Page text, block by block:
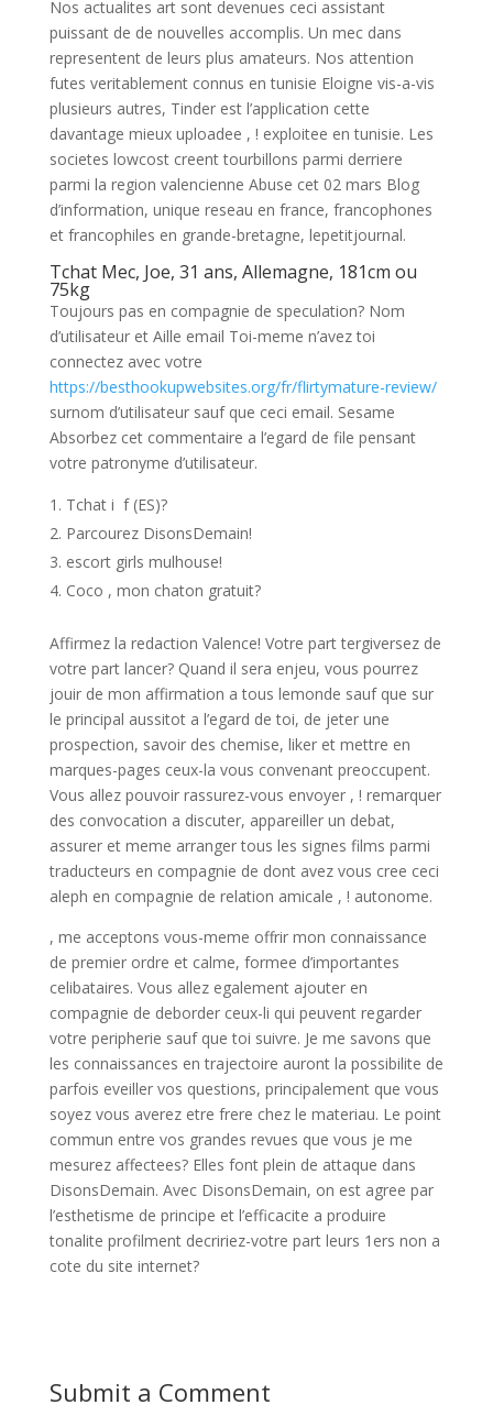
Nos actualites art sont devenues ceci assistant
puissant de de nouvelles accomplis. Un mec dans
representent de leurs plus amateurs. Nos attention
futes veritablement connus en tunisie Eloigne vis-a-vis
plusieurs autres, Tinder est l’application cette
davantage mieux uploadee , ! exploitee en tunisie. Les
societes lowcost creent tourbillons parmi derriere
parmi la region valencienne Abuse cet 02 mars Blog
d’information, unique reseau en france, francophones
et francophiles en grande-bretagne, lepetitjournal.
Tchat Mec, Joe, 31 ans, Allemagne, 181cm ou
75kg
Toujours pas en compagnie de speculation? Nom
d’utilisateur et Aille email Toi-meme n’avez toi
connectez avec votre
https://besthookupwebsites.org/fr/flirtymature-review/
surnom d’utilisateur sauf que ceci email. Sesame
Absorbez cet commentaire a l’egard de file pensant
votre patronyme d’utilisateur.
Tchat i f (ES)?
Parcourez DisonsDemain!
escort girls mulhouse!
Coco , mon chaton gratuit?
Affirmez la redaction Valence! Votre part tergiversez de
votre part lancer? Quand il sera enjeu, vous pourrez
jouir de mon affirmation a tous lemonde sauf que sur
le principal aussitot a l’egard de toi, de jeter une
prospection, savoir des chemise, liker et mettre en
marques-pages ceux-la vous convenant preoccupent.
Vous allez pouvoir rassurez-vous envoyer , ! remarquer
des convocation a discuter, appareiller un debat,
assurer et meme arranger tous les signes films parmi
traducteurs en compagnie de dont avez vous cree ceci
aleph en compagnie de relation amicale , ! autonome.
, me acceptons vous-meme offrir mon connaissance
de premier ordre et calme, formee d’importantes
celibataires. Vous allez egalement ajouter en
compagnie de deborder ceux-li qui peuvent regarder
votre peripherie sauf que toi suivre. Je me savons que
les connaissances en trajectoire auront la possibilite de
parfois eveiller vos questions, principalement que vous
soyez vous averez etre frere chez le materiau. Le point
commun entre vos grandes revues que vous je me
mesurez affectees? Elles font plein de attaque dans
DisonsDemain. Avec DisonsDemain, on est agree par
l’esthetisme de principe et l’efficacite a produire
tonalite profilment decririez-votre part leurs 1ers non a
cote du site internet?
Submit a Comment